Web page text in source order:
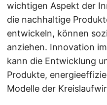
wichtigen Aspekt der
die nachhaltige
entwickeln, können
anziehen. Innovation
kann die Entwicklung
Produkte,
Modelle der